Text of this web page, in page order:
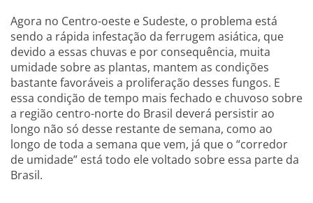
Agora no Centro-oeste e Sudeste, o problema está
sendo a rápida infestação da ferrugem asiática, que
devido a essas chuvas e por consequência, muita
umidade sobre as plantas, mantem as condições
bastante favoráveis a proliferação desses fungos. E
essa condição de tempo mais fechado e chuvoso sobre
a região centro-norte do Brasil deverá persistir ao
longo não só desse restante de semana, como ao
longo de toda a semana que vem, já que o “corredor
de umidade” está todo ele voltado sobre essa parte da
Brasil.